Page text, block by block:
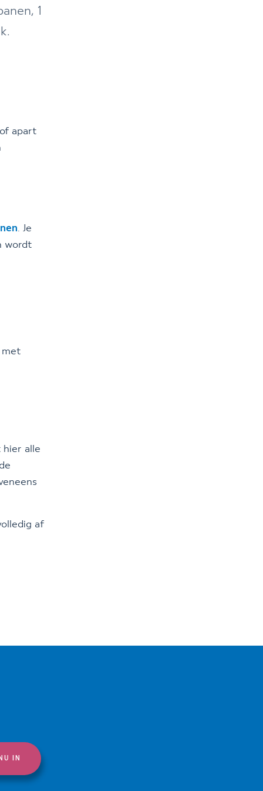
1
apart
. Je
wordt
met
hier alle
af